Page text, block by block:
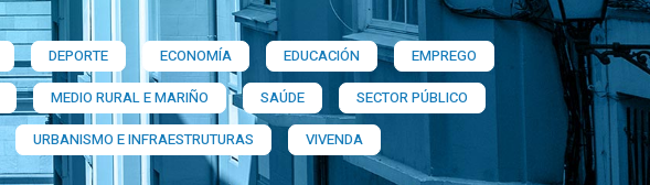
DEPORTE ECONOMÍA EDUCACIÓN
EMPREGO
MEDIO RURAL E MARIÑO SAÚDE
SECTOR PÚBLICO
URBANISMO E INFRAESTRUTURAS VIVENDA